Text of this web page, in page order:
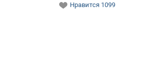
Нравится 1099